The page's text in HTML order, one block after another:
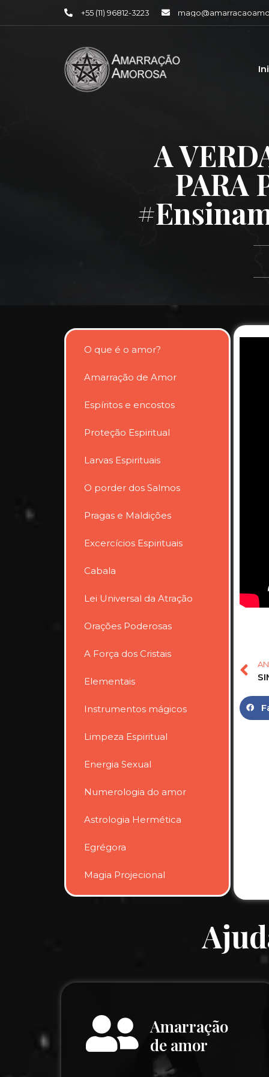
+55 (11) 96812-3223
A
PARA
O que é o amor?
Amarração de Amor
Espíritos e encostos
Proteção Espiritual
Larvas Espirituais
O porder dos Salmos
Pragas e Maldições
Excercícios Espirituais
Cabala
Lei Universal da Atração
Orações Poderosas
A Força dos Cristais
Elementais
Instrumentos mágicos
Limpeza Espiritual
Energia Sexual
Numerologia do amor
Astrologia Hermética
Egrégora
Magia Projecional
Amarração
de amor